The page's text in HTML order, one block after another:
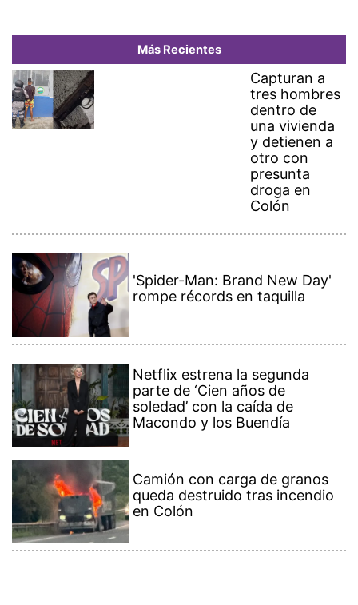
Más Recientes
Capturan a
tres hombres
dentro de
una vivienda
y detienen a
otro con
presunta
droga en
Colón
'Spider-Man: Brand New Day'
rompe récords en taquilla
Netflix estrena la segunda
parte de ‘Cien años de
soledad’ con la caída de
Macondo y los Buendía
Camión con carga de granos
queda destruido tras incendio
en Colón